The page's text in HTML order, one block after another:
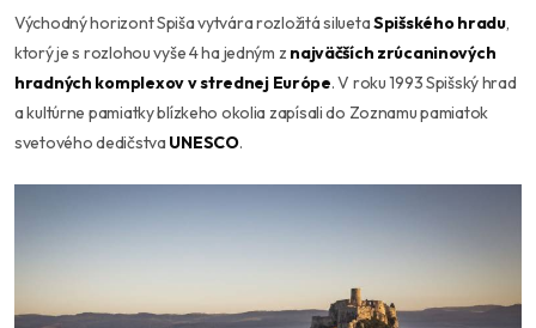
Východný horizont Spiša vytvára rozložitá siluetaSpišského hradu,
ktorý je s rozlohou vyše 4 ha jedným z najväčších zrúcaninových
hradných komplexov v strednej Európe. V roku 1993 Spišský hrad
a kultúrne pamiatky blízkeho okolia zapísali do Zoznamu pamiatok
svetového dedičstva UNESCO.